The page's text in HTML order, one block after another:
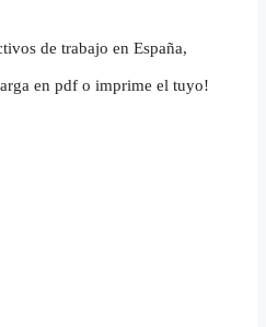
de trabajo en España,
en pdf o imprime el tuyo!